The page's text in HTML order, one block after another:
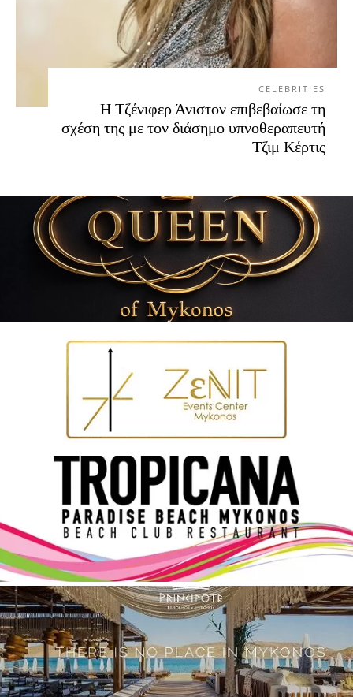
CELEBRITIES
Η Τζένιφερ Άνιστον επιβεβαίωσε τη
σχέση της με τον διάσημο υπνοθεραπευτή
Τζιμ Κέρτις